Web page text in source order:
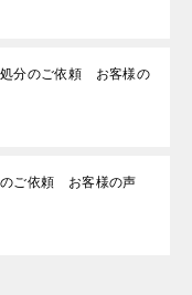
分のご依頼 お客様の
ご依頼 お客様の声